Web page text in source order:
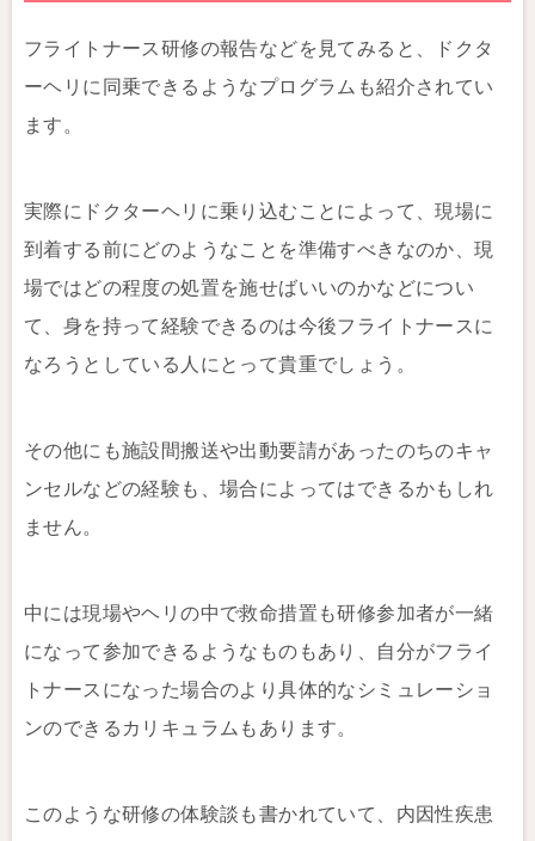
フライトナース研修の報告などを見てみると、ドクタ
ーヘリに同乗できるようなプログラムも紹介されてい
ます。
実際にドクターヘリに乗り込むことによって、現場に
到着する前にどのようなことを準備すべきなのか、現
場ではどの程度の処置を施せばいいのかなどについ
て、身を持って経験できるのは今後フライトナースに
なろうとしている人にとって貴重でしょう。
その他にも施設間搬送や出動要請があったのちのキャ
ンセルなどの経験も、場合によってはできるかもしれ
ません。
中には現場やヘリの中で救命措置も研修参加者が一緒
になって参加できるようなものもあり、自分がフライ
トナースになった場合のより具体的なシミュレーショ
ンのできるカリキュラムもあります。
このような研修の体験談も書かれていて、内因性疾患